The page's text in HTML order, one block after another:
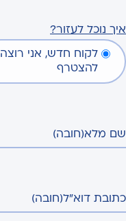
איך נוכל לעזור?
לקוח חדש, אני רוצה
להצטרף
שם מלא(חובה)
כתובת דוא"ל(חובה)